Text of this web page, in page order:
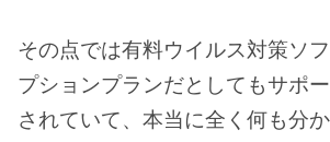
その点では有料ウイルス対策ソ
プションプランだとしてもサポ
されていて、本当に全く何も分